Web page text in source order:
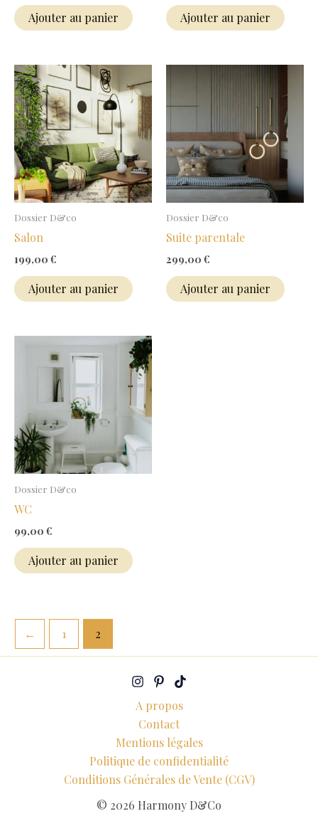
Ajouter au panier Ajouter au panier
Dossier D&co
Salon
199,00 €
Ajouter au panier
Dossier D&co
Suite parentale
299,00 €
Ajouter au panier
Dossier D&co
WC
99,00 €
Ajouter au panier
← 1 2
A propos
Contact
Mentions légales
Politique de confidentialité
Conditions Générales de Vente (CGV)
© 2026 Harmony D&Co